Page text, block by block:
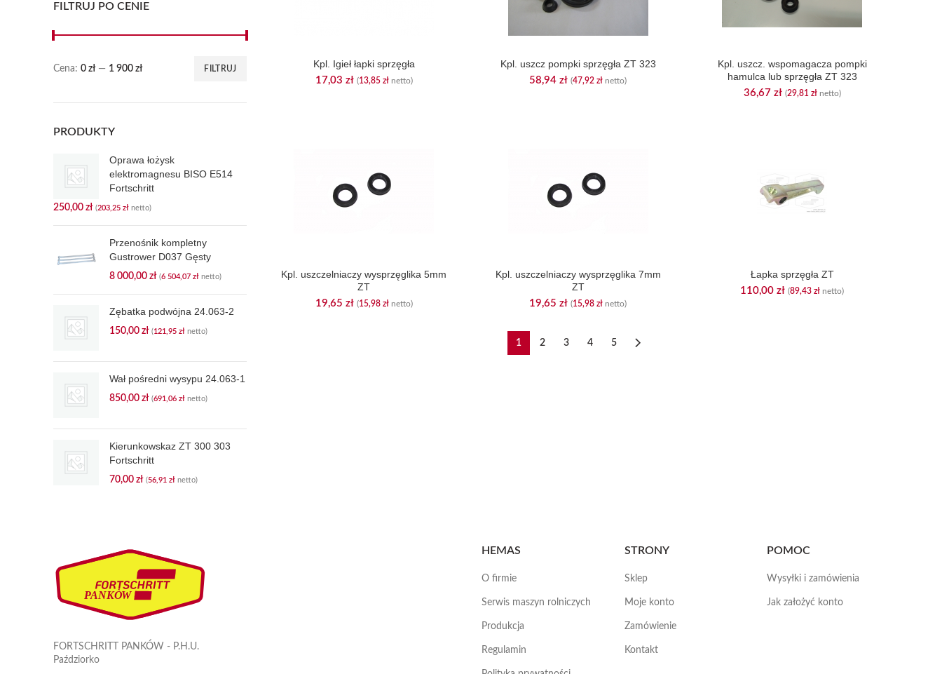
Kpl. Igieł łapki sprzęgła
17,03 zł (13,85 złnetto)
Kpl. uszcz pompki sprzęgła ZT 323
58,94zł (47,92zł netto)
Kpl. uszcz. wspomagacza pompki
hamulca lub sprzęgła ZT 323
36,67 zł (29,81 złnetto)
Kpl. uszczelniaczy wysprzęglika 5mm
ZT
19,65 zł (15,98 złnetto)
Kpl. uszczelniaczy wysprzęglika 7mm
ZT
19,65zł (15,98zł netto)
Łapka sprzęgła ZT
110,00zł (89,43zł netto)
1 2 3 4 5
FILTRUJ PO CENIE
FILTRUJ
Cena: 0 zł— 1 900 zł
PRODUKTY
Oprawa łożysk
elektromagnesu BISO E514
Fortschritt
250,00 zł (203,25 zł netto)
Przenośnik kompletny
Gustrower D037 Gęsty
8 000,00 zł (6 504,07 zł netto)
Zębatka podwójna 24.063-2
150,00 zł (121,95 zł netto)
Wał pośredni wysypu 24.063-1
850,00 zł (691,06 zł netto)
Kierunkowskaz ZT 300 303
Fortschritt
70,00 zł (56,91 zł netto)
FORTSCHRITT PANKÓW - P.H.U.
Paździorko
HEMAS
O firmie
Serwis maszyn rolniczych
Produkcja
Regulamin
STRONY
Sklep
Moje konto
Zamówienie
Kontakt
POMOC
Wysyłki i zamówienia
Jak założyć konto